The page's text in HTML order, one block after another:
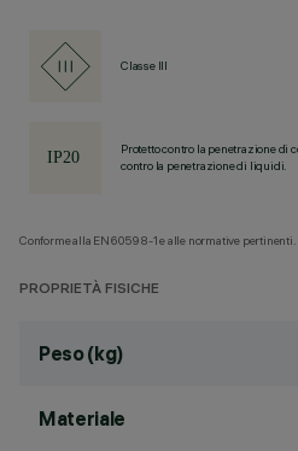
Classe III
Protetto contro la penetrazione di
contro la penetrazione di liquidi.
Conforme alla EN60598-1 e alle normative pertinenti.
PROPRIETÀ FISICHE
Peso (kg)
Materiale